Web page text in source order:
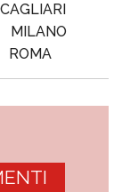
CAGLIARI
MILANO
ROMA